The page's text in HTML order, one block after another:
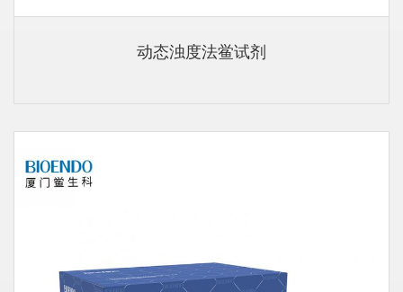
动态浊度法鲎试剂